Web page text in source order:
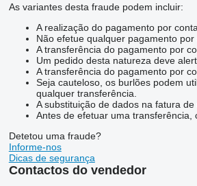
As variantes desta fraude podem incluir:
A realização do pagamento por
Não efetue qualquer pagamento
A transferência do pagamento por
Um pedido desta natureza deve
A transferência do pagamento por
Seja cauteloso, os burlões podem
qualquer transferência.
A substituição de dados na fatura
Antes de efetuar uma transferência,
Detetou uma fraude?
Informe-nos
Dicas de segurança
Contactos do vendedor